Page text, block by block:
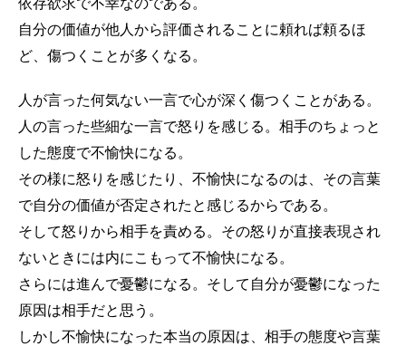
依存欲求で不幸なのである。
自分の価値が他人から評価されることに頼れば頼るほ
ど、傷つくことが多くなる。
人が言った何気ない一言で心が深く傷つくことがある。
人の言った些細な一言で怒りを感じる。相手のちょっと
した態度で不愉快になる。
その様に怒りを感じたり、不愉快になるのは、その言葉
で自分の価値が否定されたと感じるからである。
そして怒りから相手を責める。その怒りが直接表現され
ないときには内にこもって不愉快になる。
さらには進んで憂鬱になる。そして自分が憂鬱になった
原因は相手だと思う。
しかし不愉快になった本当の原因は、相手の態度や言葉